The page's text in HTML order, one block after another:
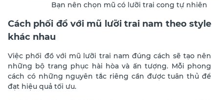
Bạn nên chọn mũ có lưỡi trai cong tự nhiên
Cách phối đồ với mũ lưỡi trai nam theo style
khác nhau
Việc phối đồ với mũ lưỡi trai nam đúng cách sẽ tạo nên
những bộ trang phục hài hòa và ấn tượng. Mỗi phong
cách có những nguyên tắc riêng cần được tuân thủ để
đạt hiệu quả tối ưu.